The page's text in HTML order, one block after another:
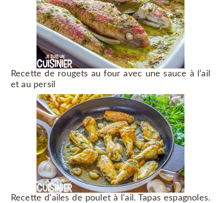
Recette de rougets au four avec une sauce à l’ail
et au persil
Recette d’ailes de poulet à l’ail. Tapas espagnoles.